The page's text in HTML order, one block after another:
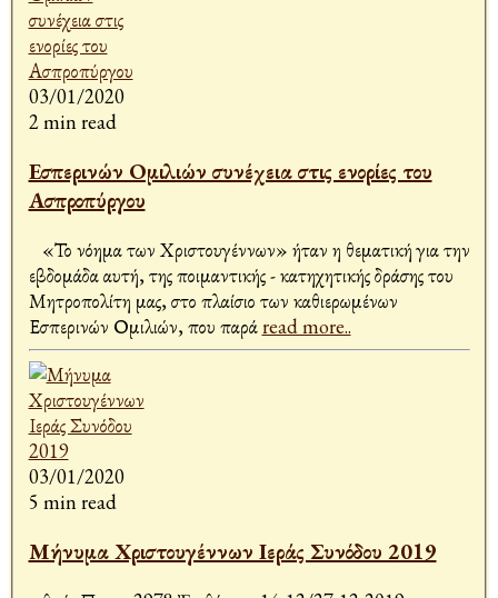
03/01/2020
2 min read
Εσπερινών Ομιλιών συνέχεια στις ενορίες του
Ασπροπύργου
«Το νόημα των Χριστουγέννων» ήταν η θεματική για την
εβδομάδα αυτή, της ποιμαντικής - κατηχητικής δράσης του
Μητροπολίτη μας, στο πλαίσιο των καθιερωμένων
Εσπερινών Ομιλιών, που παράread more..
03/01/2020
5 min read
Μήνυμα Χριστουγέννων Ιεράς Συνόδου 2019